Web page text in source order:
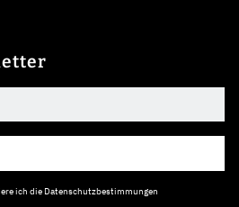
ich die Datenschutzbestimmungen